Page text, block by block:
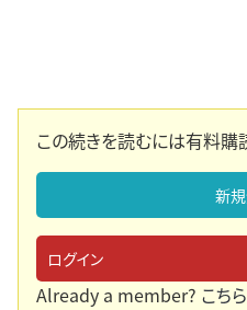
この続きを読むには有料購
新
ログイン
Already a member? こち